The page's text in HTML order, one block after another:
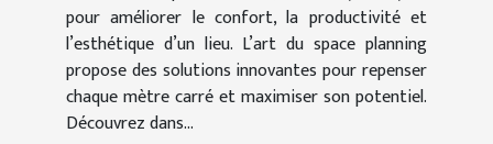
pour améliorer le confort, la productivité et
l’esthétique d’un lieu. L’art du space planning
propose des solutions innovantes pour repenser
chaque mètre carré et maximiser son potentiel.
Découvrez dans...